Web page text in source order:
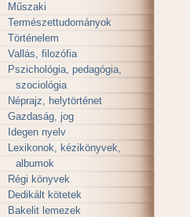
Műszaki
Természettudományok
Történelem
Vallás, filozófia
Pszichológia, pedagógia,
szociológia
Néprajz, helytörténet
Gazdaság, jog
Idegen nyelv
Lexikonok, kézikönyvek,
albumok
Régi könyvek
Dedikált kötetek
Bakelit lemezek